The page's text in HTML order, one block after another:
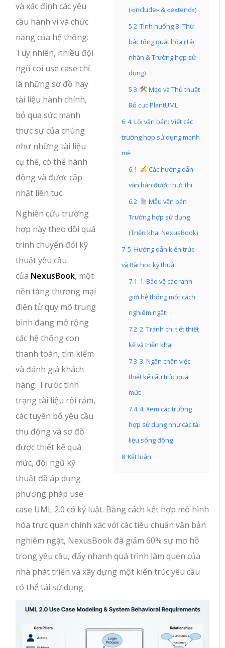
(«include» & «extend»)
5.2 Tình huống B: Thứ
bậc tổng quát hóa (Tác
nhân & Trường hợp sử
dụng)
5.3
Mẹo và Thủ thuật
Bố cục PlantUML
6 4. Lõi văn bản: Viết các
trường hợp sử dụng mạnh
mẽ
6.1
Các hướng dẫn
văn bản được thực thi
6.2
Mẫu văn bản
Trường hợp sử dụng
(Triển khai NexusBook)
7 5. Hướng dẫn kiến trúc
và Bài học kỹ thuật
7.1 1. Bảo vệ các ranh
giới hệ thống một cách
nghiêm ngặt
7.2 2. Tránh chi tiết thiết
kế và triển khai
7.3 3. Ngăn chặn việc
thiết kế cấu trúc quá
mức
7.4 4. Xem các trường
hợp sử dụng như các tài
liệu sống động
8 Kết luận
và xác định các yêu
cầu hành vi và chức
năng của hệ thống.
Tuy nhiên, nhiều đội
ngũ coi use case chỉ
là những sơ đồ hay
tài liệu hành chính,
bỏ qua sức mạnh
thực sự của chúng
như những tài liệu
cụ thể, có thể hành
động và được cập
nhật liên tục.
Nghiên cứu trường
hợp này theo dõi quá
trình chuyển đổi kỹ
thuật yêu cầu
của NexusBook, một
nền tảng thương mại
điện tử quy mô trung
bình đang mở rộng
các hệ thống con
thanh toán, tìm kiếm
và đánh giá khách
hàng. Trước tình
trạng tài liệu rối rắm,
các tuyên bố yêu cầu
thụ động và sơ đồ
được thiết kế quá
mức, đội ngũ kỹ
thuật đã áp dụng
phương pháp use
case UML 2.0 có kỷ luật. Bằng cách kết hợp mô hình
hóa trực quan chính xác với các tiêu chuẩn văn bản
nghiêm ngặt, NexusBook đã giảm 60% sự mơ hồ
trong yêu cầu, đẩy nhanh quá trình làm quen của
nhà phát triển và xây dựng một kiến trúc yêu cầu
có thể tái sử dụng.